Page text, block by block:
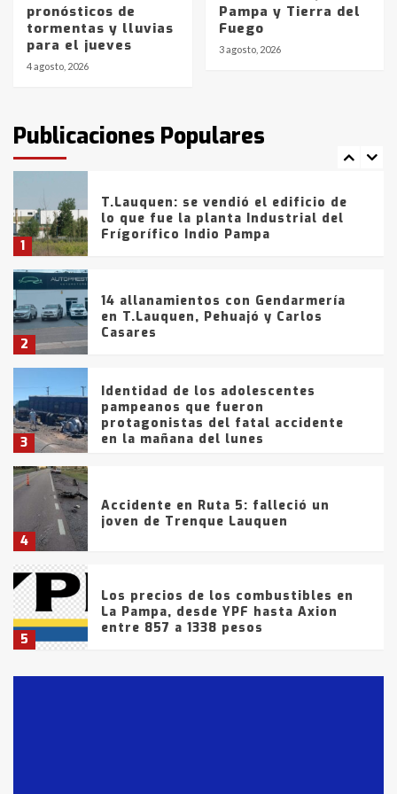
pronósticos de
tormentas y lluvias
para el jueves
4 agosto, 2026
Pampa y Tierra del
Fuego
3 agosto, 2026
Publicaciones Populares
6
Blanca anticipa que Agosto vendrá
con lluvias y heladas, en gran parte
de la provincia
fueron detenidos por
comercialización de drogas en la
tarde del sábado
1
T.Lauquen: se vendió el edificio de
lo que fue la planta Industrial del
Frígorífico Indio Pampa
2
14 allanamientos con Gendarmería
en T.Lauquen, Pehuajó y Carlos
Casares
3
Identidad de los adolescentes
pampeanos que fueron
protagonistas del fatal accidente
en la mañana del lunes
4
Accidente en Ruta 5: falleció un
joven de Trenque Lauquen
5
Los precios de los combustibles en
La Pampa, desde YPF hasta Axion
entre 857 a 1338 pesos